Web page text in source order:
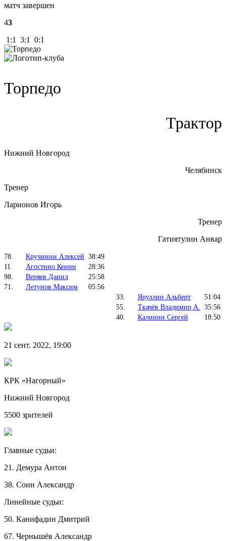
матч завершен
43
1:1 3:1 0:1
Торпедо
Трактор
Нижний Новгород
Челябинск
Тренер
Ларионов Игорь
Тренер
Гатиятулин Анвар
78. Кручинин Алексей 38:49
11.
Агостино Кенни
28:36
98.
Веряев Данил
25:58
71.
Летунов Максим
05:56
33.
Яруллин Альберт
51:04
55.
Ткачёв Владимир А.
35:56
40.
Калинин Сергей 18:50
21 сент. 2022, 19:00
КРК «Нагорный»
Нижний Новгород
5500 зрителей
Главные судьи:
21. Демура Антон
38. Соин Александр
Линейные судьи:
50. Канифадин Дмитрий
67. Чернышёв Александр